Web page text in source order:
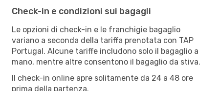
Check-in e condizioni sui bagagli
Le opzioni di check-in e le franchigie bagaglio
variano a seconda della tariffa prenotata con TAP
Portugal. Alcune tariffe includono solo il bagaglio a
mano, mentre altre consentono il bagaglio da stiva.
Il check-in online apre solitamente da 24 a 48 ore
prima della partenza.